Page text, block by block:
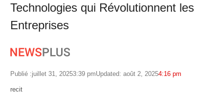
Technologies qui Révolutionnent les
Entreprises
Publié :juillet 31, 20253:39 pmUpdated: août 2, 20254:16 pm
Author
recit